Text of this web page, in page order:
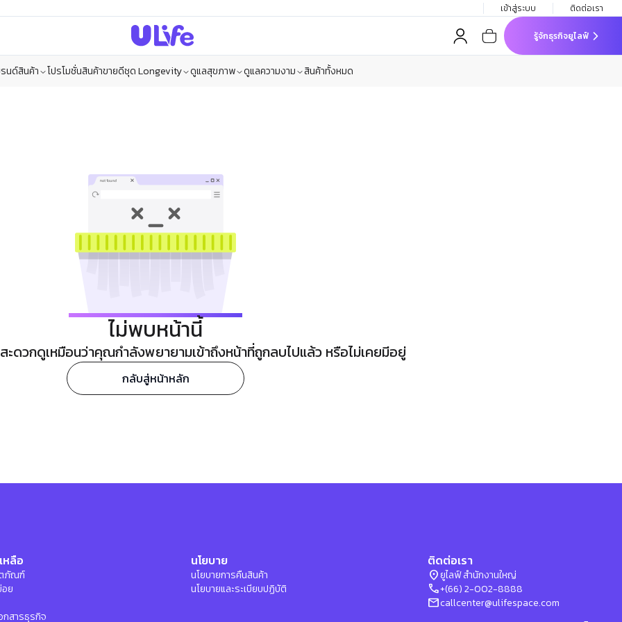
เข้าสู่ระบบ ติดต่อเรา
รู้จักธุรกิจยูไลฟ์
นด์สินค้า โปรโมชั่นสินค้าขายดีชุด Longevity ดูแลสุขภาพ ดูแลความงาม สินค้าทั้งหมด
ไม่พบหน้านี้
ะดวกดูเหมือนว่าคุณกำลังพยายามเข้าถึงหน้าที่ถูกลบไปแล้ว หรือไม่เคยมีอยู่
กลับสู่หน้าหลัก
หลือ
ภัณฑ์
ย
กสารธุรกิจ
นโยบาย
นโยบายการคืนสินค้า
นโยบายและระเบียบปฏิบัติ
ติดต่อเรา
location_onยูไลฟ์ สำนักงานใหญ่
phone+(66) 2-002-8888
mailcallcenter@ulifespace.com